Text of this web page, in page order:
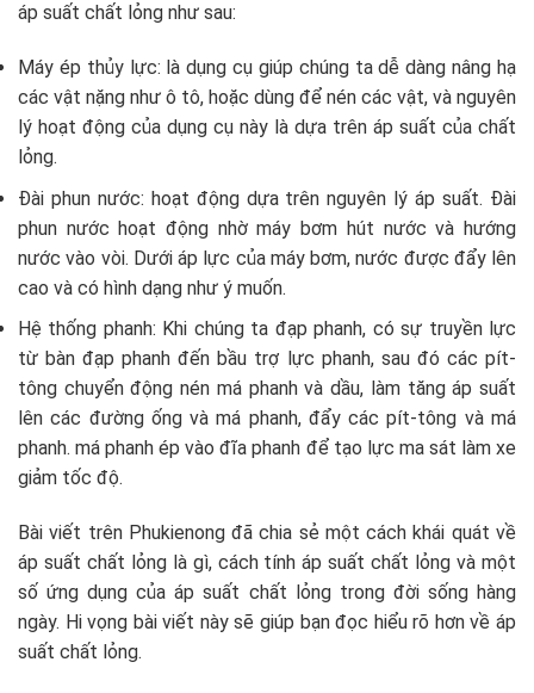
áp suất chất lỏng như sau:
Máy ép thủy lực: là dụng cụ giúp chúng ta dễ dàng nâng hạ
các vật nặng như ô tô, hoặc dùng để nén các vật, và nguyên
lý hoạt động của dụng cụ này là dựa trên áp suất của chất
lỏng.
Đài phun nước: hoạt động dựa trên nguyên lý áp suất. Đài
phun nước hoạt động nhờ máy bơm hút nước và hướng
nước vào vòi. Dưới áp lực của máy bơm, nước được đẩy lên
cao và có hình dạng như ý muốn.
Hệ thống phanh: Khi chúng ta đạp phanh, có sự truyền lực
từ bàn đạp phanh đến bầu trợ lực phanh, sau đó các pít-
tông chuyển động nén má phanh và dầu, làm tăng áp suất
lên các đường ống và má phanh, đẩy các pít-tông và má
phanh. má phanh ép vào đĩa phanh để tạo lực ma sát làm xe
giảm tốc độ.
Bài viết trên Phukienong đã chia sẻ một cách khái quát về
áp suất chất lỏng là gì, cách tính áp suất chất lỏng và một
số ứng dụng của áp suất chất lỏng trong đời sống hàng
ngày. Hi vọng bài viết này sẽ giúp bạn đọc hiểu rõ hơn về áp
suất chất lỏng.